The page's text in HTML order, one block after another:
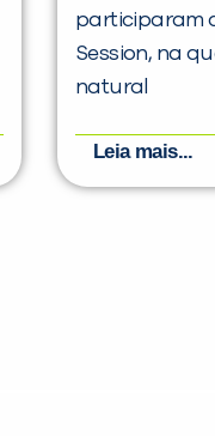
participaram
Session, na
natural
Leia mais...
PEÇA